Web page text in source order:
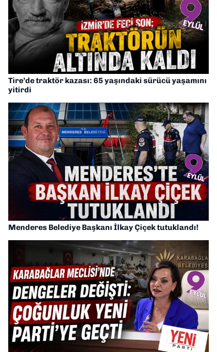
Tire’de traktör kazası: 65 yaşındaki sürücü yaşamını
yitirdi
Menderes Belediye Başkanı İlkay Çiçek tutuklandı!